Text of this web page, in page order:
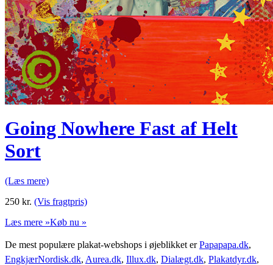
Going Nowhere Fast af Helt
Sort
(Læs mere)
250 kr. (Vis fragtpris)
Læs mere »Køb nu »
De mest populære plakat-webshops i øjeblikket erPapapapa.dk,
EngkjærNordisk.dk, Aurea.dk, Illux.dk, Dialægt.dk, Plakatdyr.dk,